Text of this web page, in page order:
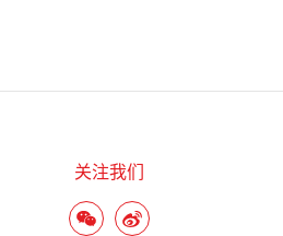
关注我们